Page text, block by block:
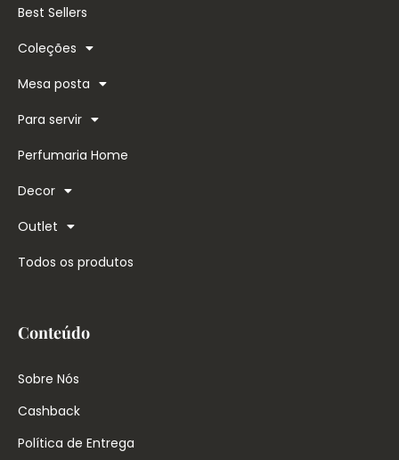
Best Sellers
Coleções
Mesa posta
Para servir
Perfumaria Home
Decor
Outlet
Todos os produtos
Conteúdo
Sobre Nós
Cashback
Política de Entrega